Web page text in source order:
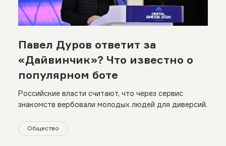
Павел Дуров ответит за
«Дайвинчик»? Что известно о
популярном боте
Российские власти считают, что через сервис
знакомств вербовали молодых людей для диверсий.
Общество